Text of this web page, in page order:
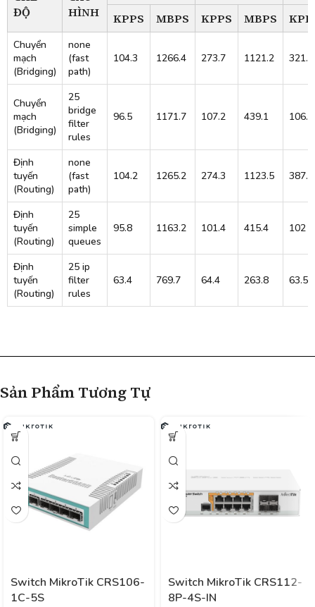
ĐỘ
HÌNH
KPPS MBPS KPPS MBPS
Chuyển
mạch
(Bridging)
none
(fast
path)
104.3 1266.4 273.7 1121.2 321.2
Chuyển
mạch
(Bridging)
25
bridge
filter
rules
96.5 1171.7 107.2 439.1 106.6
Định
tuyến
(Routing)
none
(fast
path)
104.2 1265.2 274.3 1123.5 387.6
Định
tuyến
(Routing)
25
simple
queues
95.8 1163.2 101.4 415.4 102
Định
tuyến
(Routing)
25 ip
filter
rules
63.4 769.7 64.4 263.8 63.5
Sản Phẩm Tương Tự
Switch MikroTik CRS106-
1C-5S
Switch MikroTik CRS112-
8P-4S-IN